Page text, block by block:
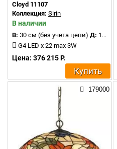
Cloyd 11107
Коллекция: Sirin
В наличии
В: 30 см (без учета цепи) Д: 125 см
G4 LED x 22 max 3W
Цена: 376 215 Р.
Купить
179000